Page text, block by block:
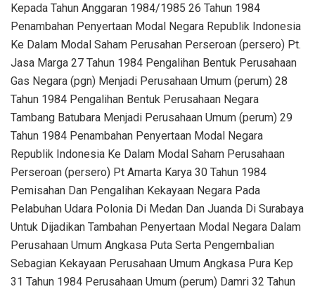
Kepada Tahun Anggaran 1984/1985 26 Tahun 1984
Penambahan Penyertaan Modal Negara Republik Indonesia
Ke Dalam Modal Saham Perusahan Perseroan (persero) Pt.
Jasa Marga 27 Tahun 1984 Pengalihan Bentuk Perusahaan
Gas Negara (pgn) Menjadi Perusahaan Umum (perum) 28
Tahun 1984 Pengalihan Bentuk Perusahaan Negara
Tambang Batubara Menjadi Perusahaan Umum (perum) 29
Tahun 1984 Penambahan Penyertaan Modal Negara
Republik Indonesia Ke Dalam Modal Saham Perusahaan
Perseroan (persero) Pt Amarta Karya 30 Tahun 1984
Pemisahan Dan Pengalihan Kekayaan Negara Pada
Pelabuhan Udara Polonia Di Medan Dan Juanda Di Surabaya
Untuk Dijadikan Tambahan Penyertaan Modal Negara Dalam
Perusahaan Umum Angkasa Puta Serta Pengembalian
Sebagian Kekayaan Perusahaan Umum Angkasa Pura Kep
31 Tahun 1984 Perusahaan Umum (perum) Damri 32 Tahun